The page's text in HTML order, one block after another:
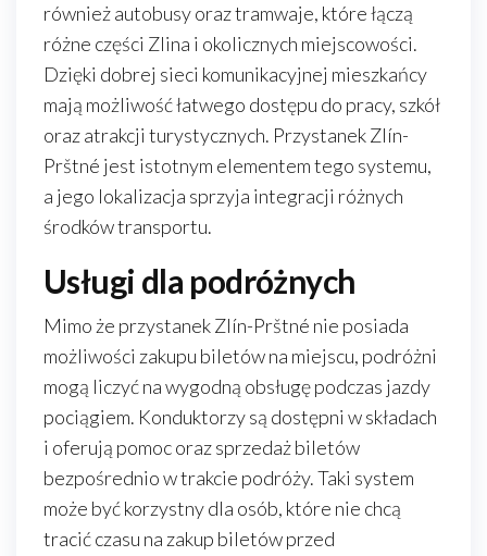
również autobusy oraz tramwaje, które łączą
różne części Zlina i okolicznych miejscowości.
Dzięki dobrej sieci komunikacyjnej mieszkańcy
mają możliwość łatwego dostępu do pracy, szkół
oraz atrakcji turystycznych. Przystanek Zlín-
Prštné jest istotnym elementem tego systemu,
a jego lokalizacja sprzyja integracji różnych
środków transportu.
Usługi dla podróżnych
Mimo że przystanek Zlín-Prštné nie posiada
możliwości zakupu biletów na miejscu, podróżni
mogą liczyć na wygodną obsługę podczas jazdy
pociągiem. Konduktorzy są dostępni w składach
i oferują pomoc oraz sprzedaż biletów
bezpośrednio w trakcie podróży. Taki system
może być korzystny dla osób, które nie chcą
tracić czasu na zakup biletów przed